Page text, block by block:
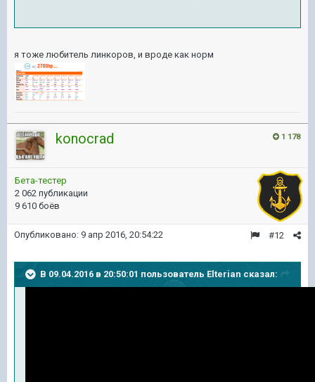
я тоже любитель линкоров, и вроде как норм
1 178
konocrad
Бета-тестер
2 062 публикации
9 610 боёв
#12
Опубликовано: 9 апр 2016, 20:54:22
В 09.04.2016 в 20:50:01 пользователь Elterian сказал: